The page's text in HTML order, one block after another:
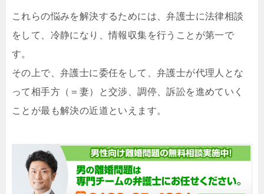
これらの悩みを解決するためには、弁護士に法律相談
をして、冷静になり、情報収集を行うことが第一で
す。
その上で、弁護士に委任をして、弁護士が代理人とな
って相手方（＝妻）と交渉、調停、訴訟を進めていく
ことが最も解決の近道といえます。